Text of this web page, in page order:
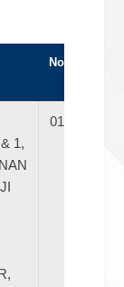
No Telefon
1,
0196202657